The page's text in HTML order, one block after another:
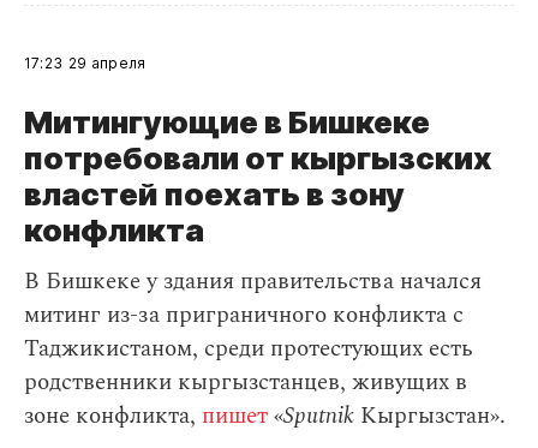
17:23 29 апреля
Митингующие в Бишкеке
потребовали от кыргызских
властей поехать в зону
конфликта
В Бишкеке у здания правительства начался
митинг из-за приграничного конфликта с
Таджикистаном, среди протестующих есть
родственники кыргызстанцев, живущих в
зоне конфликта, пишет«Sputnik Кыргызстан».